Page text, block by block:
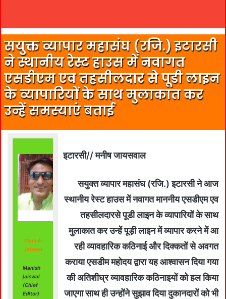
सयुक्त व्यापार महासंघ (रजि.) इटारसी
ने स्थानीय रेस्ट हाउस में नवागत
एसडीएम एव तहसीलदार से पूडी लाइन
के व्यापारियों के साथ मुलाकात कर
उन्हें समस्याएं बताई
Manish
Jaiswal
Manish
jaiswal
(Chief
Editor)
इटारसी// मनीष जायसवाल
सयुक्त व्यापार महासंघ (रजि.) इटारसी ने आज
स्थानीय रेस्ट हाउस में नवागत माननीय एसडीएम एव
तहसीलदारसे पूडी लाइन के व्यापारियों के साथ
मुलाकात कर उन्हें पूड़ी लाइन में व्यापार करने में आ
रही व्यावहारिक कठिनाई और दिक्कतों से अवगत
कराया एसडीम महोदय द्वारा यह आश्वासन दिया गया
की अतिशीघ्र व्यावहारिक कठिनाइयों को हल किया
जाएगा साथ ही उन्होंने सुझाव दिया दुकानदारों को भी